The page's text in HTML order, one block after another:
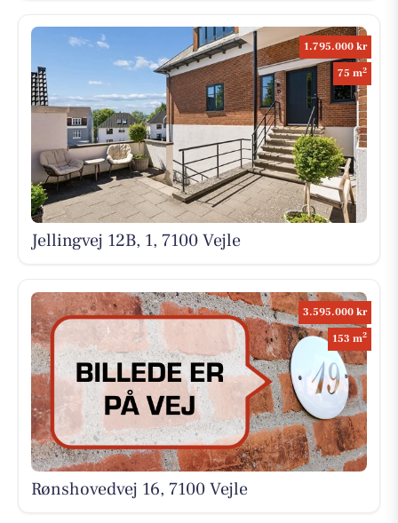
1.795.000 kr
75 m2
Jellingvej 12B, 1, 7100 Vejle
3.595.000 kr
153 m2
Rønshovedvej 16, 7100 Vejle